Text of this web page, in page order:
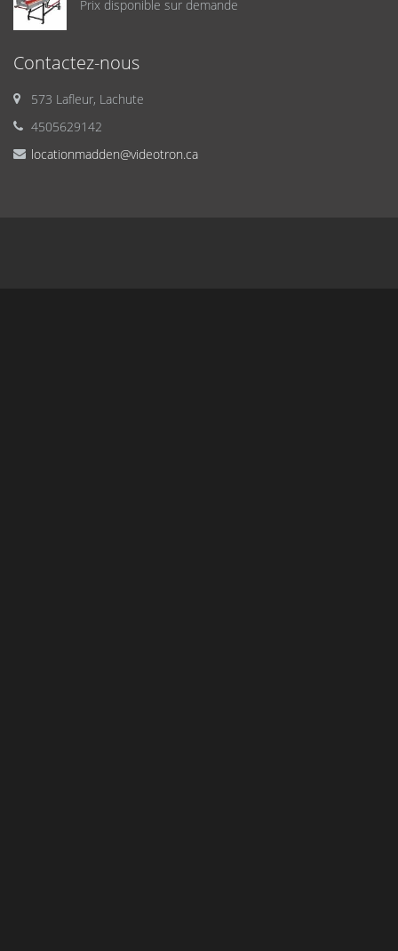
Prix disponible sur demande
Contactez-nous
573 Lafleur, Lachute
4505629142
locationmadden@videotron.ca